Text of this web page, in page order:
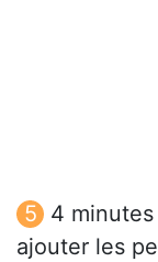
4
ajouter les